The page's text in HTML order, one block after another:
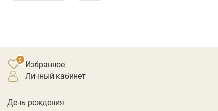
Избранное
личный кабинет
День рождения